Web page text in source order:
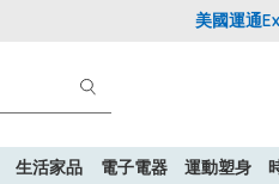
美國運通
生活家品 電子電器 運動塑身